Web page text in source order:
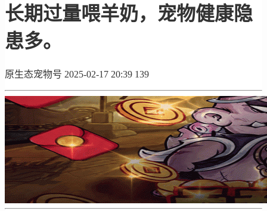
长期过量喂羊奶，宠物健康隐
患多。
原生态宠物号 2025-02-17 20:39 139